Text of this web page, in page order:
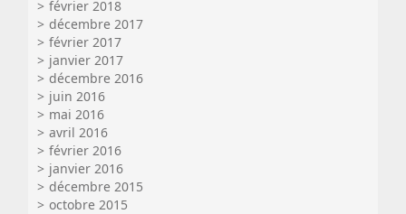
février 2018
décembre 2017
février 2017
janvier 2017
décembre 2016
juin 2016
mai 2016
avril 2016
février 2016
janvier 2016
décembre 2015
octobre 2015